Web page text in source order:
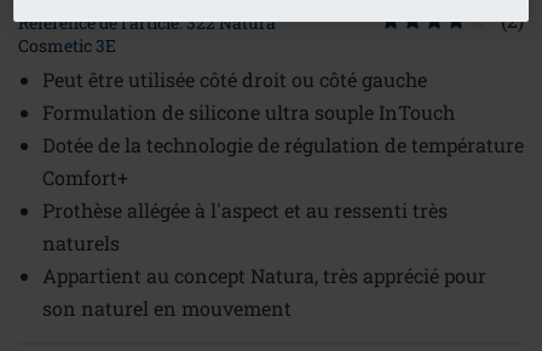
Référence de l'article: 322 Natura
Cosmetic 3E
(2)
Peut être utilisée côté droit ou côté gauche
Formulation de silicone ultra souple InTouch
Dotée de la technologie de régulation de température
Comfort+
Prothèse allégée à l'aspect et au ressenti très
naturels
Appartient au concept Natura, très apprécié pour
son naturel en mouvement